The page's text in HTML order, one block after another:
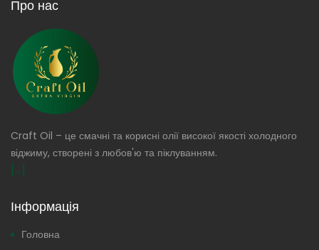
Про нас
Craft Oil – це смачні та корисні олії високої якості холодного
віджиму, створені з любов'ю та піклуванням.
[...]
Інформація
Головна